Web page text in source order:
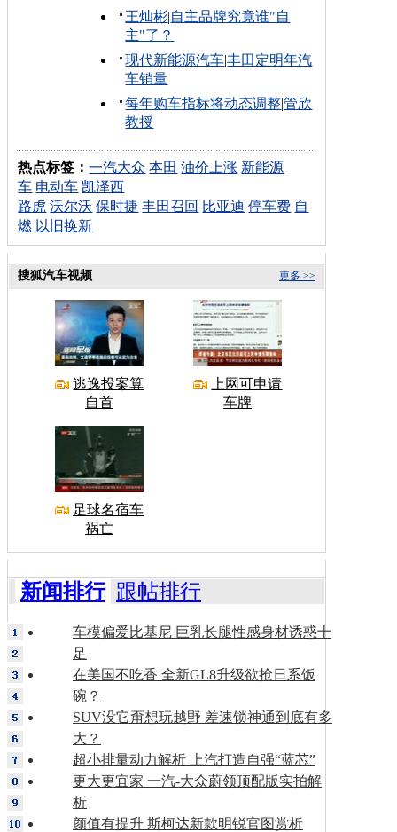
王灿彬|自主品牌究竟谁"自
主"了？
现代新能源汽车|丰田定明年汽
车销量
每年购车指标将动态调整|管欣
教授
热点标签：一汽大众 本田 油价上涨 新能源
车 电动车 凯泽西
路虎 沃尔沃 保时捷 丰田召回 比亚迪 停车费 自
燃 以旧换新
更多 >>
搜狐汽车视频
逃逸投案算
自首
上网可申请
车牌
足球名宿车
祸亡
新闻排行 跟帖排行
车模偏爱比基尼 巨乳长腿性感身材诱惑十
足
在美国不吃香 全新GL8升级欲抢日系饭
碗？
SUV没它甭想玩越野 差速锁神通到底有多
大？
超小排量动力解析 上汽打造自强“蓝芯”
更大更宜家 一汽-大众蔚领顶配版实拍解
析
颜值有提升 斯柯达新款明锐官图赏析